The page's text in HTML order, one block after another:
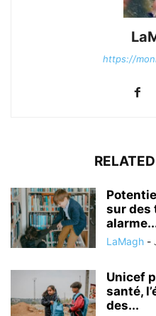
https://
sur des
LaMagh -
Unicef
santé,
des...